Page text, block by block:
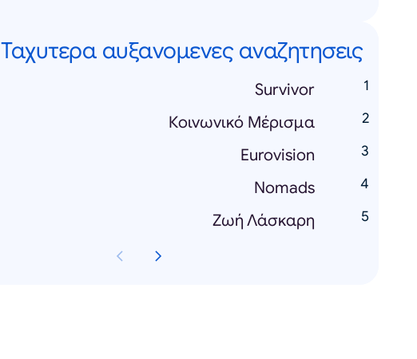
Ταχυτερα αυξανομενες αναζητησεις
Survivor
Κοινωνικό Μέρισμα
Eurovision
Nomads
Zωή Λάσκαρη